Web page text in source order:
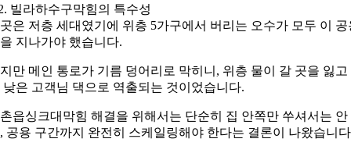
빌라하수구막힘의 특수성
은 저층 세대였기에 위층 5가구에서 버리는 오수가 모두 이 공
지나가야 했습니다.
만 메인 통로가 기름 덩어리로 막히니, 위층 물이 갈 곳을 잃고
낮은 고객님 댁으로 역출되는 것이었습니다.
읍싱크대막힘 해결을 위해서는 단순히 집 안쪽만 쑤셔서는 안
공용 구간까지 완전히 스케일링해야 한다는 결론이 나왔습니